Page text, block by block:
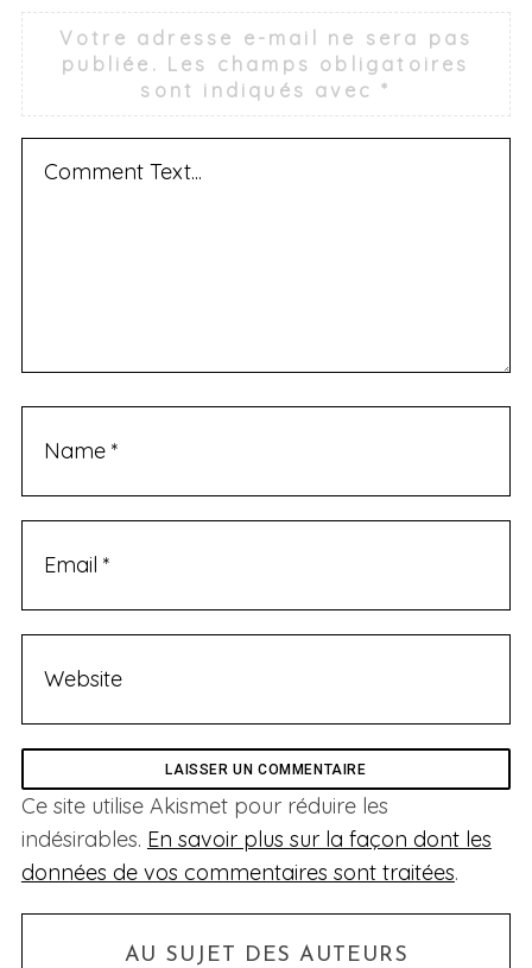
Votre adresse e-mail ne sera pas
publiée. Les champs obligatoires
sont indiqués avec*
Ce site utilise Akismet pour réduire les
indésirables. En savoir plus sur la façon dont les
données de vos commentaires sont traitées.
AU SUJET DES AUTEURS